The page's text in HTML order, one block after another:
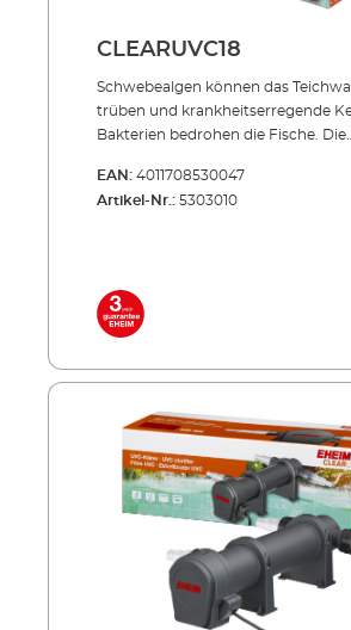
CLEARUVC18
Schwebealgen können das
trüben und krankheits­erregende
Bakterien bedrohen die Fische. Die
Fällen hocheffizient für Abhilfe: Die
UV-Strahlung bekämpft gezielt, was
Inklusive hochwertiger UVC-
langer Lebensdauer Niedriger
Außenbehälter aus stoßfestem
einzeln einsetzbar als auch in
PRESS und LOOP Teichfilter-Sets
Lieferumfang: UVC-Lampe 2 Anschlussdüsen
5 m Netzkabel
EAN: 4011708530047
Artikel-Nr.: 5303010